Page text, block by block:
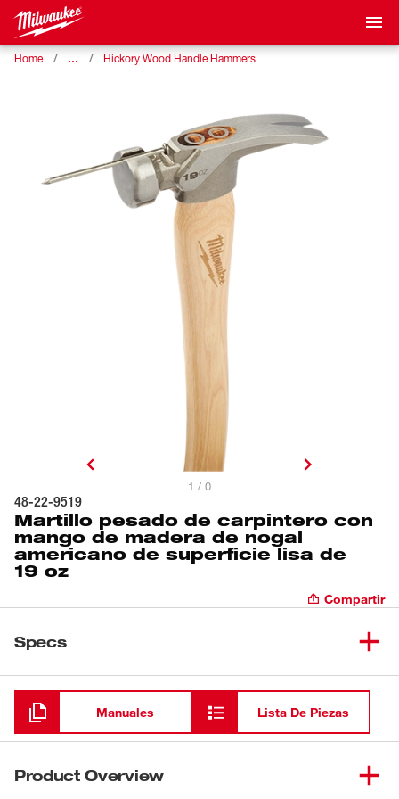
Home … Hickory Wood Handle Hammers
1 / 0
48-22-9519
Martillo pesado de carpintero con
mango de madera de nogal
americano de superficie lisa de
19 oz
Compartir
Specs
Cargando
Manuales Lista De Piezas
Product Overview